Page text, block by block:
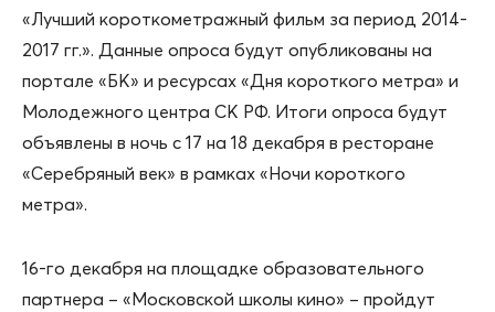
«Лучший короткометражный фильм за период 2014-
2017 гг.». Данные опроса будут опубликованы на
портале «БК» и ресурсах «Дня короткого метра» и
Молодежного центра СК РФ. Итоги опроса будут
объявлены в ночь с 17 на 18 декабря в ресторане
«Серебряный век» в рамках «Ночи короткого
метра».
16-го декабря на площадке образовательного
партнера – «Московской школы кино» – пройдут